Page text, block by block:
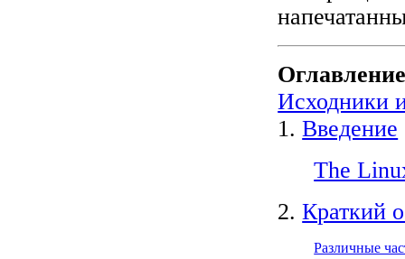
Исходники
1.Введение
The
2.Краткий
Различные